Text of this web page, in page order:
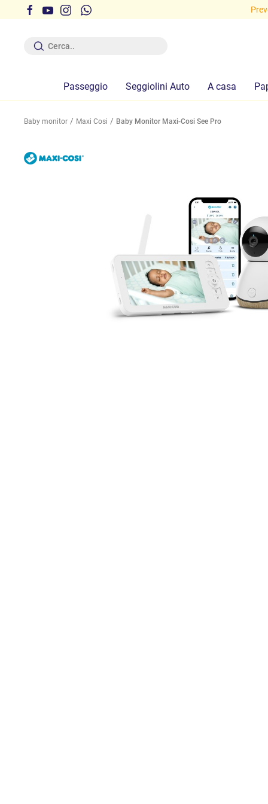
gratuite sopra i 29,90 euro!
Passeggio Seggiolini Auto A casa
Baby monitor Maxi Cosi Baby Monitor Maxi-Cosi See Pro